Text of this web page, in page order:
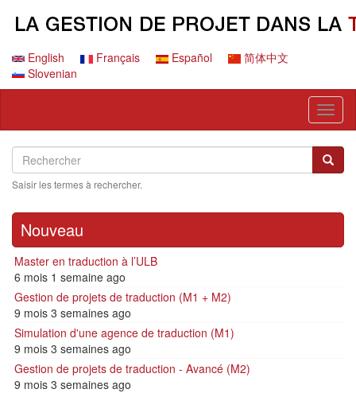
principalEnglish Français Español
简体中文
Slovenian
Search
Rechercher
Saisir les termes à rechercher.
Nouveau
Master en traduction à l’ULB
6 mois 1 semaine ago
Gestion de projets de traduction (M1 + M2)
9 mois 3 semaines ago
Simulation d'une agence de traduction (M1)
9 mois 3 semaines ago
Gestion de projets de traduction - Avancé (M2)
9 mois 3 semaines ago